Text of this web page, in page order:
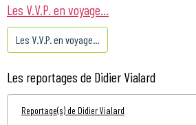
Les V.V.P. en voyage...
Les V.V.P. en voyage...
Les reportages de Didier Vialard
Reportage(s) de Didier Vialard